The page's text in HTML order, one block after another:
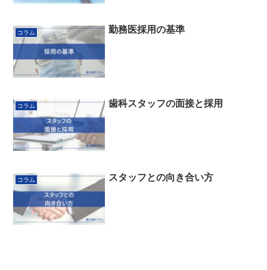
コラム 勤務医採用の基準
コラム 歯科スタッフの面接と採用
コラム スタッフとの向き合い方